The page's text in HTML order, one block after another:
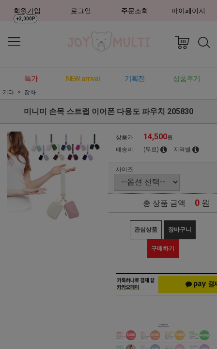
회원가입
+3,000P
로그인 주문조회 마이페이지
특가 NEW arrival 기획전 상품후기
기타 잡화
미니미 손목 스트랩 이어폰 다용도 파우치 205830
상품가 14,500원
배송비
(무료) 지역별
사이즈
총 상품 금액 0 원
관심상품 장바구니
구매하기